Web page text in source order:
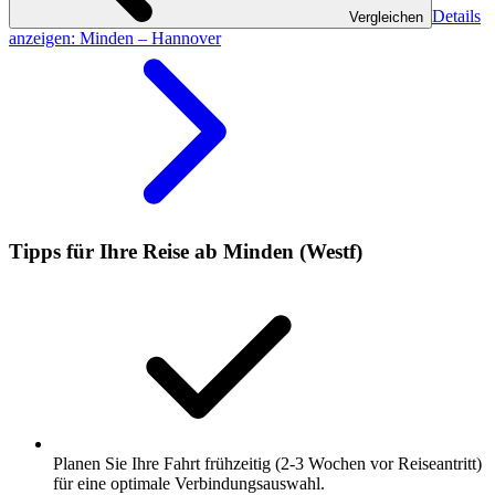
Vergleichen Details
anzeigen: Minden – Hannover
Tipps für Ihre Reise ab Minden (Westf)
Planen Sie Ihre Fahrt frühzeitig (2-3 Wochen vor Reiseantritt)
für eine optimale Verbindungsauswahl.